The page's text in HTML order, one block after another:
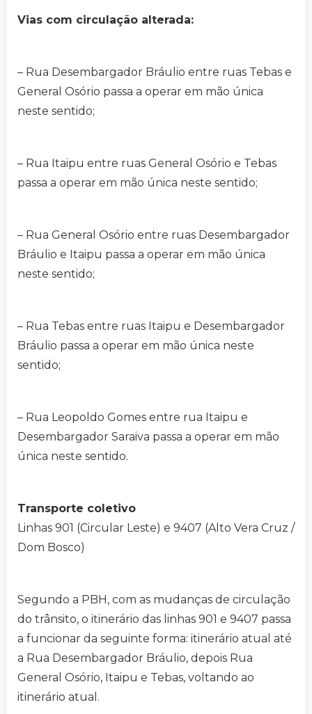
Vias com circulação alterada:
– Rua Desembargador Bráulio entre ruas Tebas e
General Osório passa a operar em mão única
neste sentido;
– Rua Itaipu entre ruas General Osório e Tebas
passa a operar em mão única neste sentido;
– Rua General Osório entre ruas Desembargador
Bráulio e Itaipu passa a operar em mão única
neste sentido;
– Rua Tebas entre ruas Itaipu e Desembargador
Bráulio passa a operar em mão única neste
sentido;
– Rua Leopoldo Gomes entre rua Itaipu e
Desembargador Saraiva passa a operar em mão
única neste sentido.
Transporte coletivo
Linhas 901 (Circular Leste) e 9407 (Alto Vera Cruz /
Dom Bosco)
Segundo a PBH, com as mudanças de circulação
do trânsito, o itinerário das linhas 901 e 9407 passa
a funcionar da seguinte forma: itinerário atual até
a Rua Desembargador Bráulio, depois Rua
General Osório, Itaipu e Tebas, voltando ao
itinerário atual.